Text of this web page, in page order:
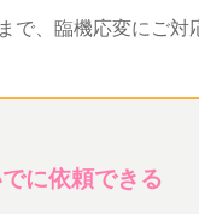
で、臨機応変にご
に依頼できる